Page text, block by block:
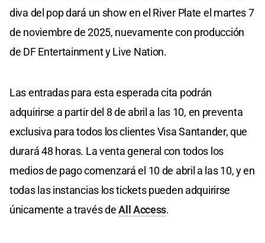
diva del pop dará un show en el River Plate el martes 7
de noviembre de 2025, nuevamente con producción
de DF Entertainment y Live Nation.
Las entradas para esta esperada cita podrán
adquirirse a partir del 8 de abril a las 10, en preventa
exclusiva para todos los clientes Visa Santander, que
durará 48 horas. La venta general con todos los
medios de pago comenzará el 10 de abril a las 10, y en
todas las instancias los tickets pueden adquirirse
únicamente a través deAll Access.